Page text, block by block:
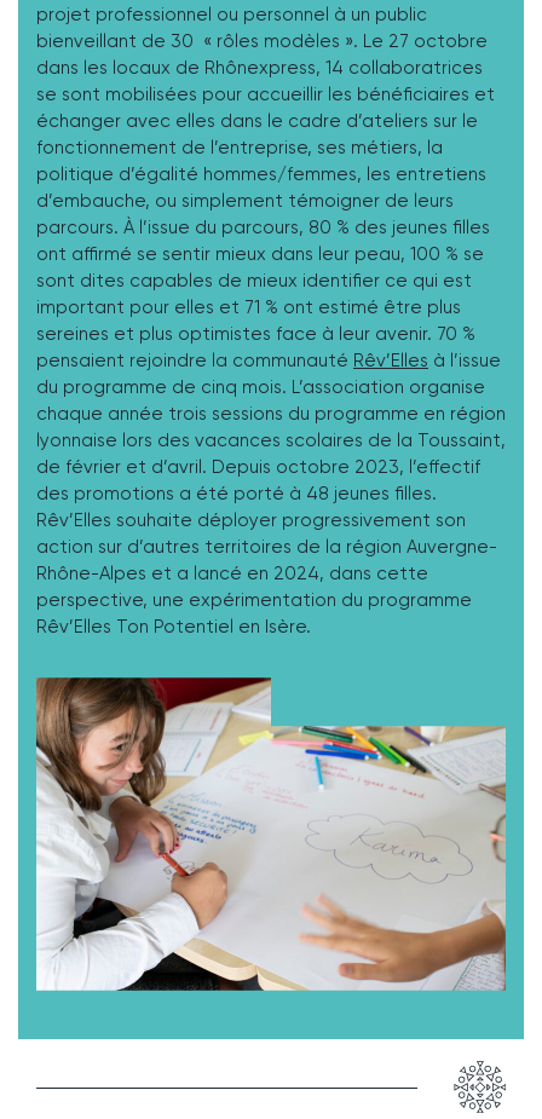
projet professionnel ou personnel à un public
bienveillant de 30 « rôles modèles ». Le 27 octobre
dans les locaux de Rhônexpress, 14 collaboratrices
se sont mobilisées pour accueillir les bénéficiaires et
échanger avec elles dans le cadre d’ateliers sur le
fonctionnement de l’entreprise, ses métiers, la
politique d’égalité hommes/femmes, les entretiens
d’embauche, ou simplement témoigner de leurs
parcours. À l’issue du parcours, 80 % des jeunes filles
ont affirmé se sentir mieux dans leur peau, 100 % se
sont dites capables de mieux identifier ce qui est
important pour elles et 71 % ont estimé être plus
sereines et plus optimistes face à leur avenir. 70 %
pensaient rejoindre la communauté Rêv’Elles à l’issue
du programme de cinq mois. L’association organise
chaque année trois sessions du programme en région
lyonnaise lors des vacances scolaires de la Toussaint,
de février et d’avril. Depuis octobre 2023, l’effectif
des promotions a été porté à 48 jeunes filles.
Rêv’Elles souhaite déployer progressivement son
action sur d’autres territoires de la région Auvergne-
Rhône-Alpes et a lancé en 2024, dans cette
perspective, une expérimentation du programme
Rêv’Elles Ton Potentiel en Isère.